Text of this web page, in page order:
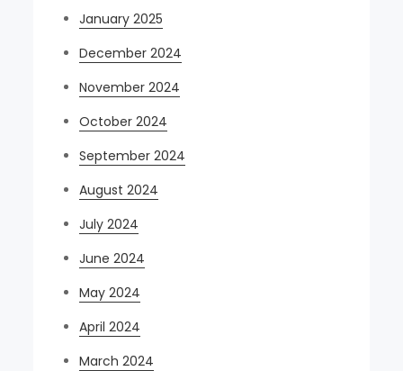
January 2025
December 2024
November 2024
October 2024
September 2024
August 2024
July 2024
June 2024
May 2024
April 2024
March 2024